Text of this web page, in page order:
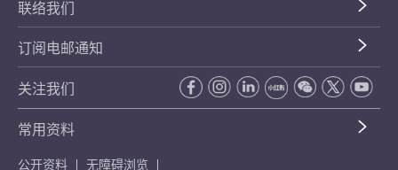
联络我们
订阅电邮通知
关注我们
常用资料
公开资料 无障碍浏览